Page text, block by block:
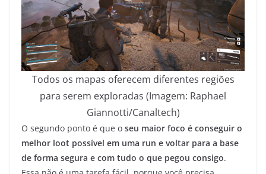
Todos os mapas oferecem diferentes regiões
para serem exploradas (Imagem: Raphael
Giannotti/Canaltech)
O segundo ponto é que o seu maior foco é conseguir o
melhor loot possível em uma run e voltar para a base
de forma segura e com tudo o que pegou consigo.